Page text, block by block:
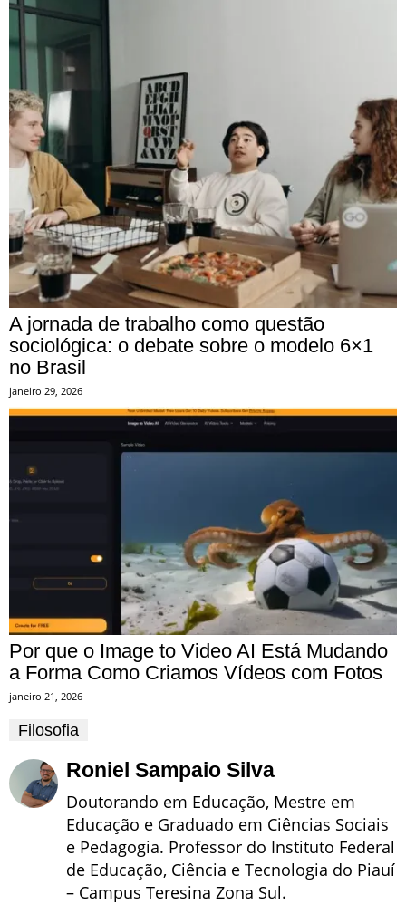
A jornada de trabalho como questão
sociológica: o debate sobre o modelo 6×1
no Brasil
janeiro 29, 2026
Por que o Image to Video AI Está Mudando
a Forma Como Criamos Vídeos com Fotos
janeiro 21, 2026
Filosofia
Roniel Sampaio Silva
Doutorando em Educação, Mestre em
Educação e Graduado em Ciências Sociais
e Pedagogia. Professor do Instituto Federal
de Educação, Ciência e Tecnologia do Piauí
– Campus Teresina Zona Sul.